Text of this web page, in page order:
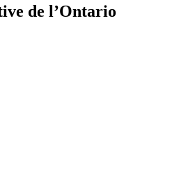
été
m’a
de l’Ontario